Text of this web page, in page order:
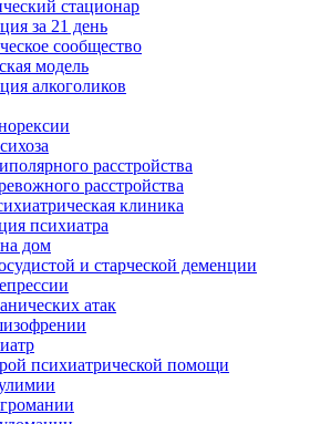
стационар
за 21 день
сообщество
модель
алкоголиков
расстройства
расстройства
клиника
психиатра
дом
и старческой деменции
атак
психиатрической помощи